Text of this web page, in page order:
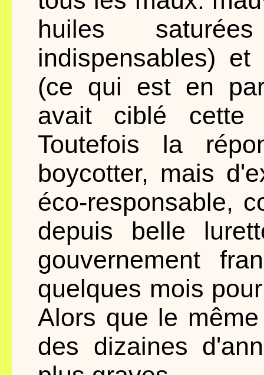
huiles
indispensables)
(ce qui est en
avait ciblé cette
Toutefois la
boycotter, mais
éco-responsable,
depuis belle
gouvernement
quelques mois
Alors que le
des dizaines